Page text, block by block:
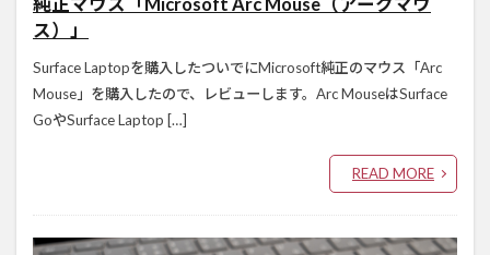
純正マウス「Microsoft Arc Mouse（アークマウ
ス）」
Surface Laptopを購入したついでにMicrosoft純正のマウス「Arc
Mouse」を購入したので、レビューします。Arc MouseはSurface
GoやSurface Laptop […]
READ MORE